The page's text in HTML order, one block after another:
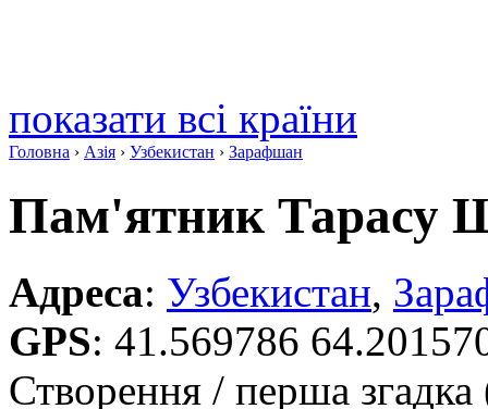
показати всі країни
Головна › Азія › Узбекистан › Зарафшан
Пам'ятник Тарасу
Адреса: Узбекистан,
GPS: 41.569786
Створення / перша